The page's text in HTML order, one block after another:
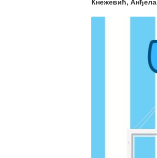
Кнежевић, Анђела